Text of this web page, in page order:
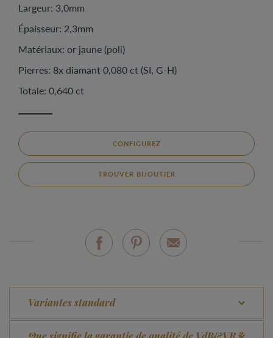
Largeur: 3,0mm
Épaisseur: 2,3mm
Matériaux: or jaune (poli)
Pierres: 8x diamant 0,080 ct (SI, G-H)
Totale: 0,640 ct
CONFIGUREZ
TROUVER BIJOUTIER
Variantes standard